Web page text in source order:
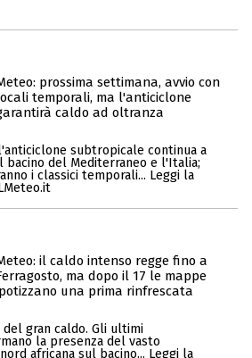
prossima settimana, avvio con
temporali, ma l'anticiclone
caldo ad oltranza
subtropicale continua a
bacino del Mediterraneo e l'Italia;
i classici temporali... Leggi la
il caldo intenso regge fino a
ma dopo il 17 le mappe
una prima rinfrescata
gran caldo. Gli ultimi
la presenza del vasto
africana sul bacino... Leggi la